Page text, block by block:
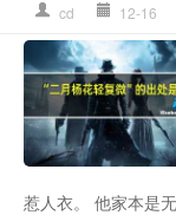
cd 12-16
惹人衣。 他家本是